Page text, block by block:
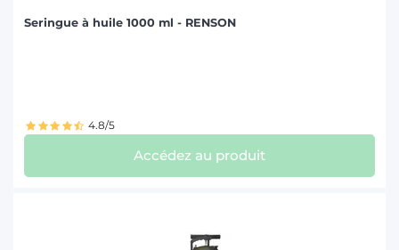
Seringue à huile 1000 ml - RENSON
4.8/5
Accédez au produit